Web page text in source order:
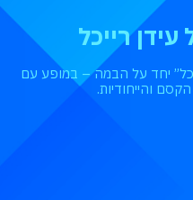
רייכל
יחד על הבמה – במופע עם
והייחודיות.